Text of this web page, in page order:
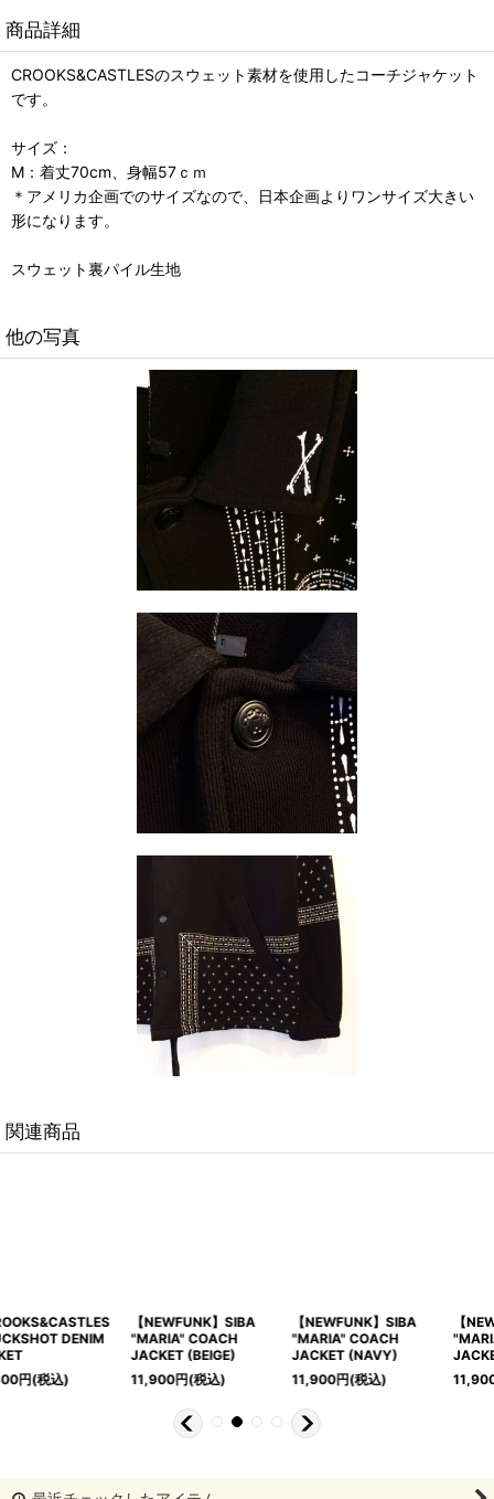
商品詳細
CROOKS&CASTLESのスウェット素材を使用したコーチジャケット
です。
サイズ：
M：着丈70cm、身幅57ｃｍ
＊アメリカ企画でのサイズなので、日本企画よりワンサイズ大きい
形になります。
スウェット裏パイル生地
他の写真
関連商品
【NEWFUNK】SIBA
"MARIA" COACH
11,900
【NEWFUNK】KEEP
SHININ TRACK
JACKET (GREEN)
12,900
【NEWFUNK】KEEP
SHININ TRACK
JACKET (Black)
12,900